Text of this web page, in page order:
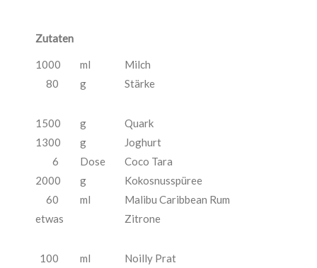
Zutaten
1000 ml
Milch
80
g Stärke
1500 g
Quark
1300
g
Joghurt
6
Dose
Coco Tara
2000
g
Kokosnusspüree
60
ml
Malibu Caribbean Rum
etwas
Zitrone
100 ml
Noilly Prat